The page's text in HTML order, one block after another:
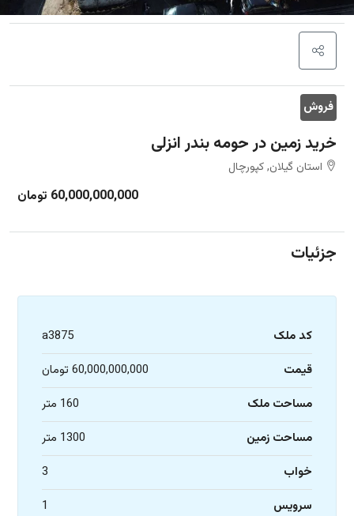
فروش
خرید زمین در حومه بندر انزلی
استان گیلان, کپورچال
60,000,000,000 تومان
جزئیات
کد ملک
a3875
قیمت
60,000,000,000 تومان
مساحت ملک
160 متر
مساحت زمین
1300 متر
خواب
3
سرویس
1